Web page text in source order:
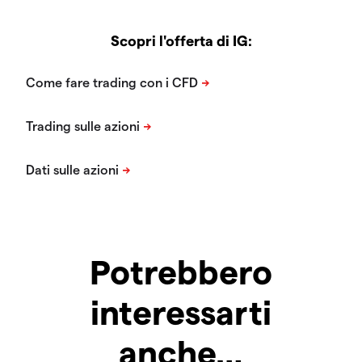
Scopri l'offerta di IG:
Potrebbero
interessarti
anche…